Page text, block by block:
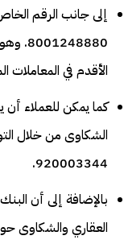
إلى جانب الرقم
الأقدم في المعاملات
كما يمكن للعملاء
الشكاوى من خلال
920003344.
بالإضافة إلى أن
العقاري والشكاوى حول